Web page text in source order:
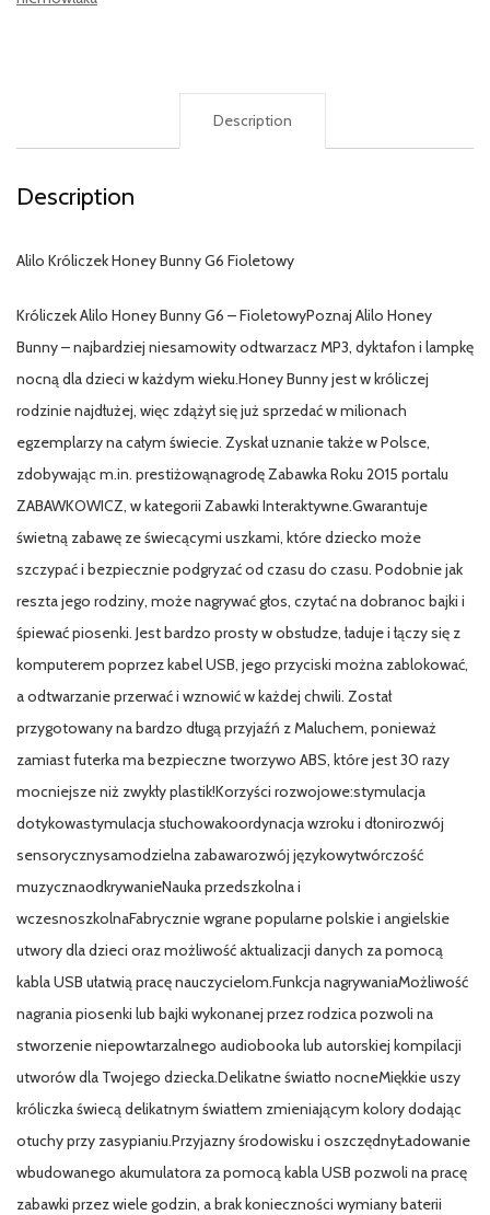
Description
Description
Alilo Króliczek Honey Bunny G6 Fioletowy
Króliczek Alilo Honey Bunny G6 – FioletowyPoznaj Alilo Honey
Bunny – najbardziej niesamowity odtwarzacz MP3, dyktafon i lampkę
nocną dla dzieci w każdym wieku.Honey Bunny jest w króliczej
rodzinie najdłużej, więc zdążył się już sprzedać w milionach
egzemplarzy na całym świecie. Zyskał uznanie także w Polsce,
zdobywając m.in. prestiżowąnagrodę Zabawka Roku 2015 portalu
ZABAWKOWICZ, w kategorii Zabawki Interaktywne.Gwarantuje
świetną zabawę ze świecącymi uszkami, które dziecko może
szczypać i bezpiecznie podgryzać od czasu do czasu. Podobnie jak
reszta jego rodziny, może nagrywać głos, czytać na dobranoc bajki i
śpiewać piosenki. Jest bardzo prosty w obsłudze, ładuje i łączy się z
komputerem poprzez kabel USB, jego przyciski można zablokować,
a odtwarzanie przerwać i wznowić w każdej chwili. Został
przygotowany na bardzo długą przyjaźń z Maluchem, ponieważ
zamiast futerka ma bezpieczne tworzywo ABS, które jest 30 razy
mocniejsze niż zwykły plastik!Korzyści rozwojowe:stymulacja
dotykowastymulacja słuchowakoordynacja wzroku i dłonirozwój
sensorycznysamodzielna zabawarozwój językowytwórczość
muzycznaodkrywanieNauka przedszkolna i
wczesnoszkolnaFabrycznie wgrane popularne polskie i angielskie
utwory dla dzieci oraz możliwość aktualizacji danych za pomocą
kabla USB ułatwią pracę nauczycielom.Funkcja nagrywaniaMożliwość
nagrania piosenki lub bajki wykonanej przez rodzica pozwoli na
stworzenie niepowtarzalnego audiobooka lub autorskiej kompilacji
utworów dla Twojego dziecka.Delikatne światło nocneMiękkie uszy
króliczka świecą delikatnym światłem zmieniającym kolory dodając
otuchy przy zasypianiu.Przyjazny środowisku i oszczędnyŁadowanie
wbudowanego akumulatora za pomocą kabla USB pozwoli na pracę
zabawki przez wiele godzin, a brak konieczności wymiany baterii